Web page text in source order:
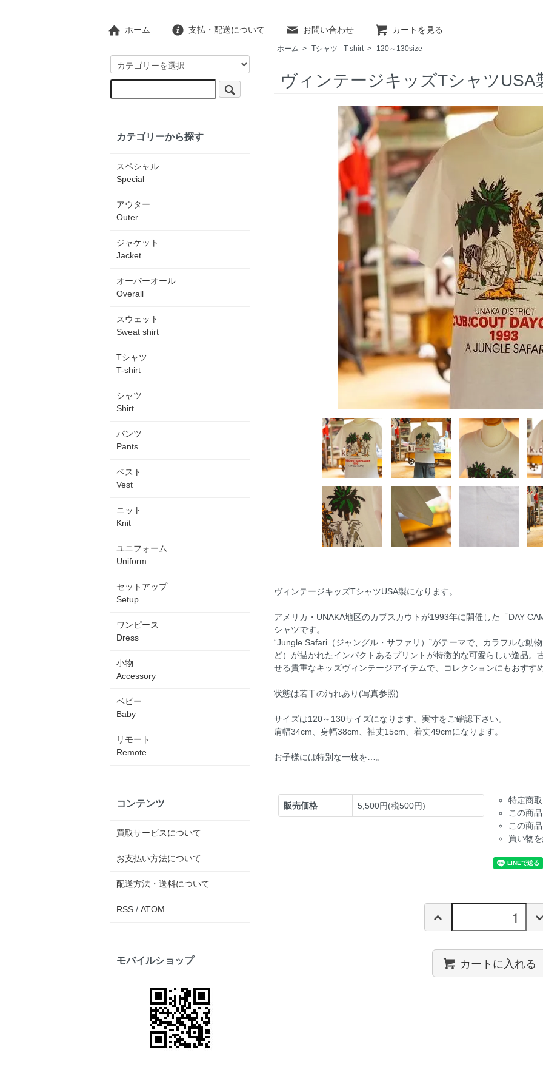
ホーム 支払・配送について お問い合わせ カートを見る
ホーム > Tシャツ T-shirt > 120～130size
ヴィンテージキッズTシャツUSA
ヴィンテージキッズTシャツUSA製になります。
アメリカ・UNAKA地区のカブスカウトが1993年に開催した「DAY
シャツです。
“Jungle Safari（ジャングル・サファリ）”がテーマで、カラフルな動
ど）が描かれたインパクトあるプリントが特徴的な可愛らしい逸品。
せる貴重なキッズヴィンテージアイテムで、コレクションにもおすす
状態は若干の汚れあり(写真参照)
サイズは120～130サイズになります。実寸をご確認下さい。
肩幅34cm、身幅38cm、袖丈15cm、着丈49cmになります。
お子様には特別な一枚を…。
販売価格 5,500円(税500円)
特定商
この商
この商
買い物
カートに入れる
カテゴリーから探す
スペシャル
Special
アウター
Outer
ジャケット
Jacket
オーバーオール
Overall
スウェット
Sweat shirt
Tシャツ
T-shirt
シャツ
Shirt
パンツ
Pants
ベスト
Vest
ニット
Knit
ユニフォーム
Uniform
セットアップ
Setup
ワンピース
Dress
小物
Accessory
ベビー
Baby
リモート
Remote
コンテンツ
買取サービスについて
お支払い方法について
配送方法・送料について
RSS / ATOM
モバイルショップ